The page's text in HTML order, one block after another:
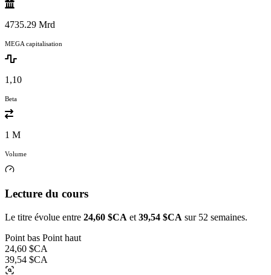
4735.29 Mrd
MEGA capitalisation
1,10
Beta
1 M
Volume
Lecture du cours
Le titre évolue entre 24,60 $CA et 39,54 $CA sur 52 semaines.
Point bas Point haut
24,60 $CA
39,54 $CA